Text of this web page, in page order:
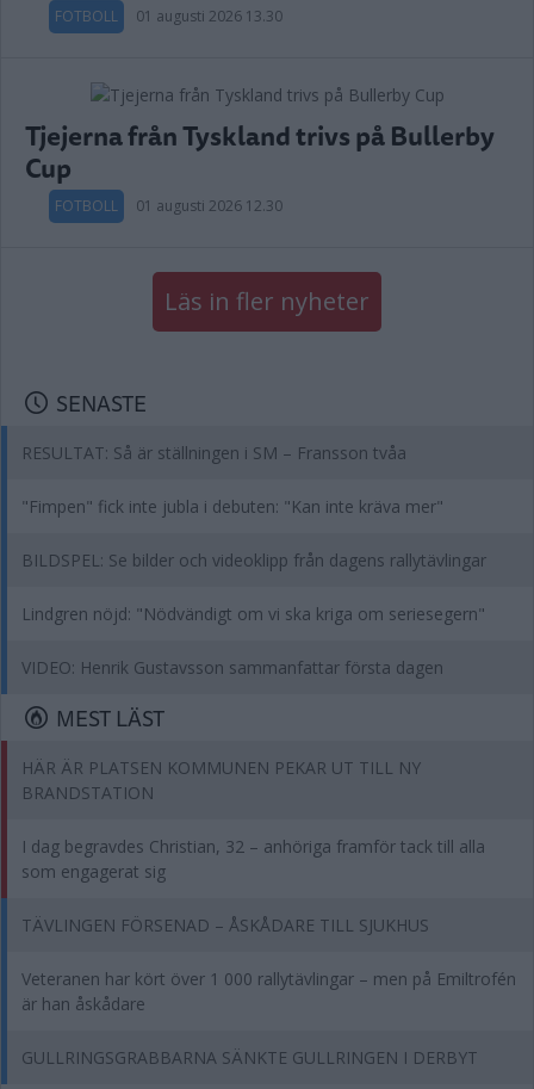
FOTBOLL 01 augusti 2026 13.30
Tjejerna från Tyskland trivs på Bullerby
Cup
FOTBOLL 01 augusti 2026 12.30
Läs in fler nyheter
SENASTE
RESULTAT: Så är ställningen i SM – Fransson tvåa
"Fimpen" fick inte jubla i debuten: "Kan inte kräva mer"
BILDSPEL: Se bilder och videoklipp från dagens rallytävlingar
Lindgren nöjd: "Nödvändigt om vi ska kriga om seriesegern"
VIDEO: Henrik Gustavsson sammanfattar första dagen
MEST LÄST
HÄR ÄR PLATSEN KOMMUNEN PEKAR UT TILL NY
BRANDSTATION
I dag begravdes Christian, 32 – anhöriga framför tack till alla
som engagerat sig
TÄVLINGEN FÖRSENAD – ÅSKÅDARE TILL SJUKHUS
Veteranen har kört över 1 000 rallytävlingar – men på Emiltrofén
är han åskådare
GULLRINGSGRABBARNA SÄNKTE GULLRINGEN I DERBYT